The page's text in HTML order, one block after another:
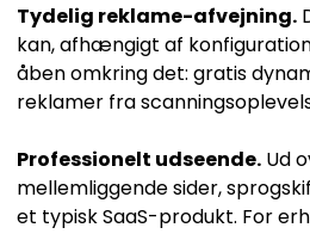
Tydelig reklame-afvejning.
kan, afhængigt af
åben omkring det: gratis
reklamer fra
Professionelt udseende.Ud
mellemliggende sider,
et typisk SaaS-produkt. For